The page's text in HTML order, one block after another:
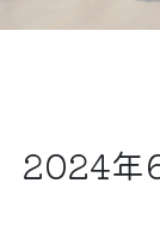
2024年